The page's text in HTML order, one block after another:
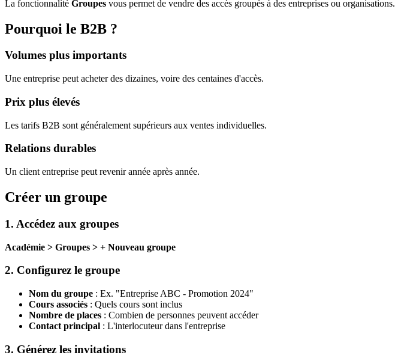
La fonctionnalité Groupes vous permet de vendre des accès groupés à des entreprises ou organisations.
Pourquoi le B2B ?
Volumes plus importants
Une entreprise peut acheter des dizaines, voire des centaines d'accès.
Prix plus élevés
Les tarifs B2B sont généralement supérieurs aux ventes individuelles.
Relations durables
Un client entreprise peut revenir année après année.
Créer un groupe
1. Accédez aux groupes
Académie > Groupes > + Nouveau groupe
2. Configurez le groupe
Nom du groupe : Ex. "Entreprise ABC - Promotion 2024"
Cours associés : Quels cours sont inclus
Nombre de places : Combien de personnes peuvent accéder
Contact principal : L'interlocuteur dans l'entreprise
3. Générez les invitations